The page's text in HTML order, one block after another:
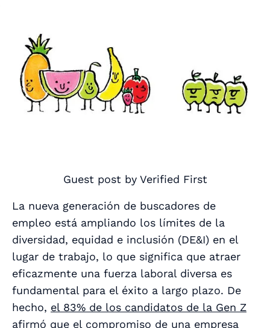
Guest post by Verified First
La nueva generación de buscadores de
empleo está ampliando los límites de la
diversidad, equidad e inclusión (DE&I) en el
lugar de trabajo, lo que significa que atraer
eficazmente una fuerza laboral diversa es
fundamental para el éxito a largo plazo. De
hecho, el 83% de los candidatos de la Gen Z
afirmó que el compromiso de una empresa